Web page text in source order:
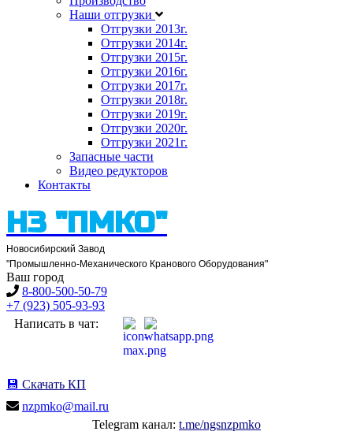
Наши отгрузки
Отгрузки 2013г.
Отгрузки 2014г.
Отгрузки 2015г.
Отгрузки 2016г.
Отгрузки 2017г.
Отгрузки 2018г.
Отгрузки 2019г.
Отгрузки 2020г.
Отгрузки 2021г.
Запасные части
Видео редукторов
Контакты
НЗ "ПМКО"
Новосибирский Завод
"Промышленно-Механического Кранового Оборудования"
Ваш город
8-800-500-50-79
+7 (923) 505-93-93
Написать в чат:
💾 Скачать КП
nzpmko@mail.ru
Telegram канал: t.me/ngsnzpmko